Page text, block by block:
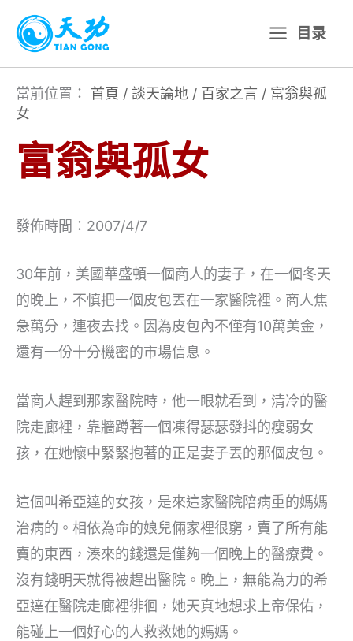
主
目录
當前位置： 首頁 / 談天論地 / 百家之言 / 富翁與孤
女
富翁與孤女
發佈時間：2007/4/7
30年前，美國華盛頓一個商人的妻子，在一個冬天
的晚上，不慎把一個皮包丟在一家醫院裡。商人焦
急萬分，連夜去找。因為皮包內不僅有10萬美金，
還有一份十分機密的市場信息。
當商人趕到那家醫院時，他一眼就看到，清冷的醫
院走廊裡，靠牆蹲著一個凍得瑟瑟發抖的瘦弱女
孩，在她懷中緊緊抱著的正是妻子丟的那個皮包。
這個叫希亞達的女孩，是來這家醫院陪病重的媽媽
治病的。相依為命的娘兒倆家裡很窮，賣了所有能
賣的東西，湊來的錢還是僅夠一個晚上的醫療費。
沒有錢明天就得被趕出醫院。晚上，無能為力的希
亞達在醫院走廊裡徘徊，她天真地想求上帝保佑，
能碰上一個好心的人救救她的媽媽。